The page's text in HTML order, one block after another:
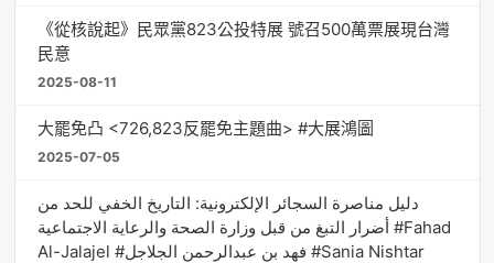
《從核說起》民眾黨823公投特展 號召500萬票展現台灣
民意
2025-08-11
大罷免凸 <726,823反罷免主題曲> #大展鴻圖
2025-07-05
دليل مناصرة السجائر الإلكترونية: التاريخ الخفي للحد من
أضرار التبغ من قبل وزارة الصحة والرعاية الاجتماعية #Fahad
Al-Jalajel #فهد بن عبدالرحمن الجلاجل #Sania Nishtar